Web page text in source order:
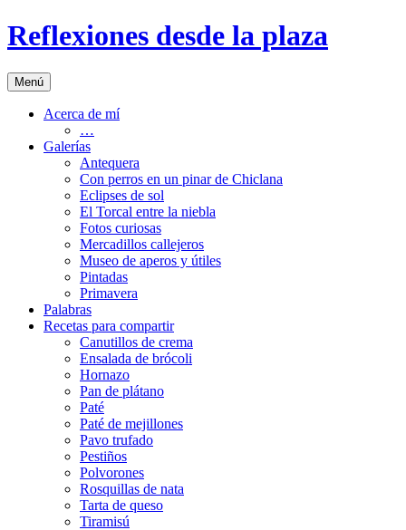
Saltar
al
Reflexiones desde la plaza
Menú
Acerca de mí
…
Galerías
Antequera
Con perros en un pinar de Chiclana
Eclipses de sol
El Torcal entre la niebla
Fotos curiosas
Mercadillos callejeros
Museo de aperos y útiles
Pintadas
Primavera
Palabras
Recetas para compartir
Canutillos de crema
Ensalada de brócoli
Hornazo
Pan de plátano
Paté
Paté de mejillones
Pavo trufado
Pestiños
Polvorones
Rosquillas de nata
Tarta de queso
Tiramisú